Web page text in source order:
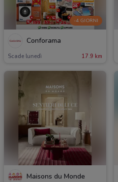
-4 GIORNI
Conforama
Scade lunedì 17.9 km
Maisons du Monde